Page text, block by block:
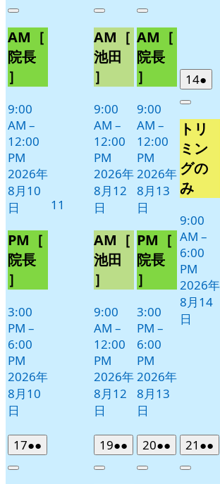
月
10
日
イ
ト)
Close
AM［
院長
］
9:00
AM –
12:00
PM
2026年
8月10
日
PM［
院長
］
3:00
PM –
6:00
PM
2026年
8月10
日
11
月
12
イ
ベ
ト)
Close
AM［
池田
］
9:00
AM –
12:00
PM
2026年
8月12
日
AM［
池田
］
9:00
AM –
12:00
PM
2026年
8月12
日
月
13
日
イ
ン
ト)
Close
AM［
院長
］
9:00
AM –
12:00
PM
2026年
8月13
日
PM［
院長
］
3:00
PM –
6:00
PM
2026年
8月13
日
14
年
月
14
日
●
件
ベ
ン
Close
トリ
ミン
グの
み
9:00
AM –
6:00
PM
2026年
8月14
日
172026
年
●●
件
Close
192026
年
●●
件
Close
202026
年
●●
件
Close
21 2026
年
●●
Close